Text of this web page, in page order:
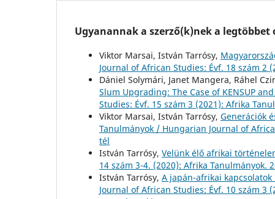
Ugyanannak a szerző(k)nek a
Viktor Marsai, István Tarrósy,
Journal of African Studies: Évf. 18 szám
Dániel Solymári, Janet Mangera, Ráhel
Slum Upgrading: The Case of KENSUP
Studies: Évf. 15 szám 3 (2021): Afrika
Viktor Marsai, István Tarrósy, Generációk
Tanulmányok / Hungarian Journal of
tél
István Tarrósy, Velünk élő afrikai
14 szám 3-4. (2020): Afrika Tanulmányok.
István Tarrósy, A japán-afrikai kapcsolatok
Journal of African Studies: Évf. 10 szám 3